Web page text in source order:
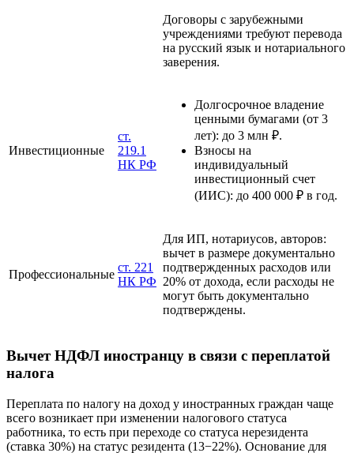
Договоры с зарубежными
учреждениями требуют перевода
на русский язык и нотариального
заверения.
Инвестиционные
ст.
219.1
НК РФ
Долгосрочное владение
ценными бумагами (от 3
лет): до 3 млн ₽.
Взносы на
индивидуальный
инвестиционный счет
(ИИС): до 400 000 ₽ в год.
Профессиональные
ст. 221
НК РФ
Для ИП, нотариусов, авторов:
вычет в размере документально
подтвержденных расходов или
20% от дохода, если расходы не
могут быть документально
подтверждены.
Вычет НДФЛ иностранцу в связи с переплатой
налога
Переплата по налогу на доход у иностранных граждан чаще
всего возникает при изменении налогового статуса
работника, то есть при переходе со статуса нерезидента
(ставка 30%) на статус резидента (13−22%). Основание для